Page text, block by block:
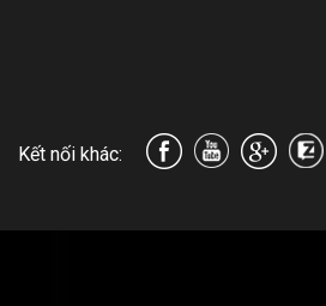
Kết nối khác: